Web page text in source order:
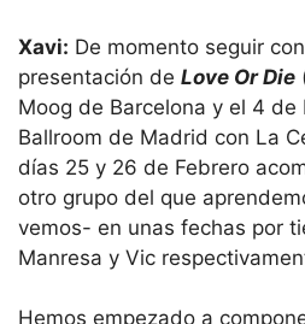
Xavi: De momento seguir
presentación de Love Or Die
Moog de Barcelona y el 4 de
Ballroom de Madrid con La
días 25 y 26 de Febrero
otro grupo del que
vemos- en unas fechas por
Manresa y Vic
Hemos empezado a